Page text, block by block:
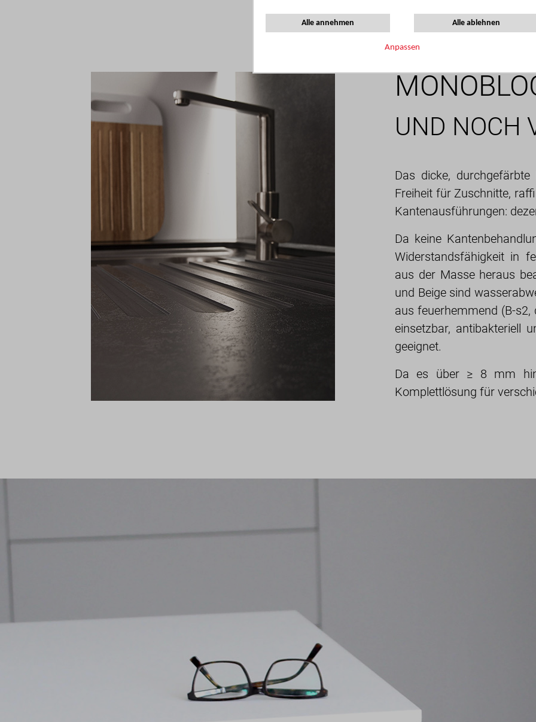
Alle annehmen Alle ablehnen
Anpassen
UND NOCH
Das dicke,
Freiheit für Zuschnitte,
Kantenausführungen:
Da keine
Widerstandsfähigkeit in
aus der Masse heraus
und Beige sind
aus feuerhemmend (B-
einsetzbar, antibakteriell
geeignet.
Da es über ≥ 8 mm
Komplettlösung für